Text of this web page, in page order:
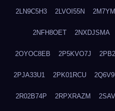
2LN9C5H3 2LVOI55N
2NFH8OET 2NXDJSMA
2OYOC8EB 2P5KVO7J
2PJA33U1 2PK01RCU
2R02B74P 2RPXRAZM